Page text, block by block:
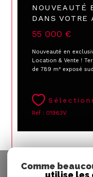
NOUVEAUTÉ
DANS VOTRE
55 000 €
Nouveauté en
Location & Vente !
de 789 m² exposé
Réf : 01963V
Comme
utilise les